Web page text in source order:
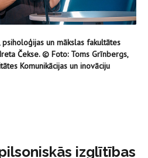
psiholoģijas un mākslas fakultātes
Čekse. © Foto: Toms Grīnbergs,
Komunikācijas un inovāciju
izglītības